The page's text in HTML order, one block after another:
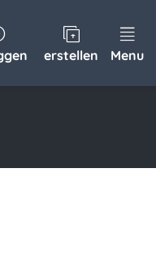
erstellen Menu